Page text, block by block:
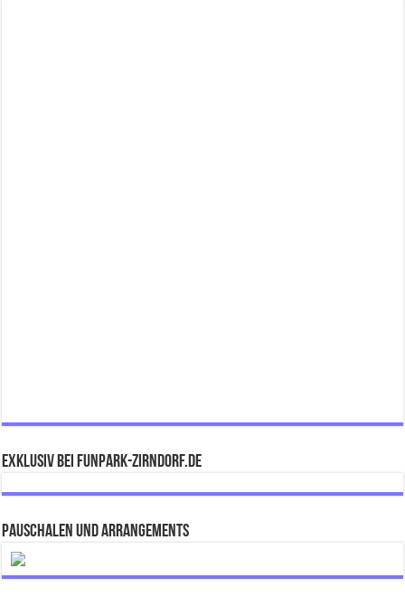
Exklusiv bei FUNPARK-ZIRNDORF.DE
Pauschalen und Arrangements